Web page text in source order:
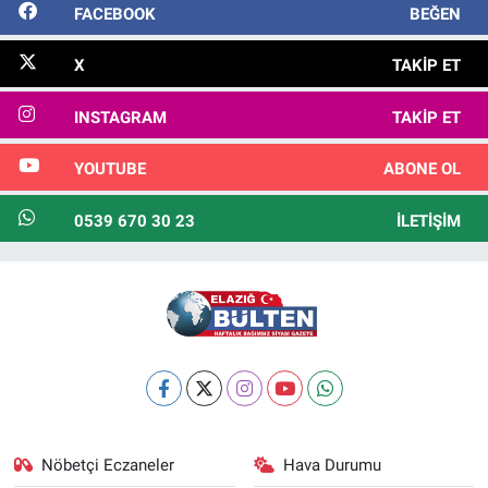
FACEBOOK BEĞEN
X TAKIP ET
INSTAGRAM TAKIP ET
YOUTUBE ABONE OL
0539 670 30 23 İLETIŞIM
Nöbetçi Eczaneler Hava Durumu